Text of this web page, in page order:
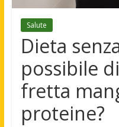
Salute
Dieta
possibile
fretta
proteine?